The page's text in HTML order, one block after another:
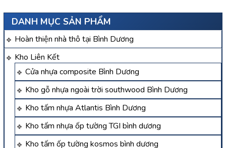
DANH MỤC SẢN PHẨM
Hoàn thiện nhà thô tại Bình Dương
Kho Liên Kết
Cửa nhựa composite Bình Dương
Kho gỗ nhựa ngoài trời southwood Bình Dương
Kho tấm nhựa Atlantis Bình Dương
Kho tấm nhựa ốp tường TGI bình dương
Kho tấm ốp tường kosmos bình dương